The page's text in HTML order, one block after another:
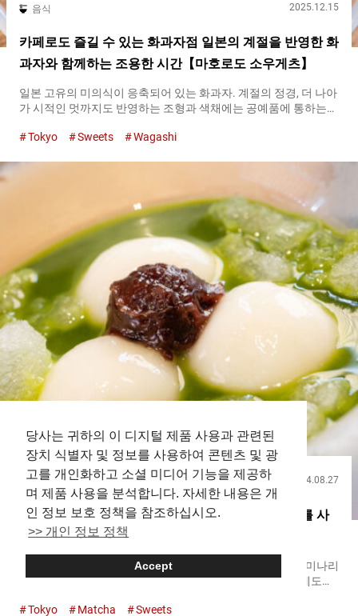
당사는 귀하의 이 디지털 제품 사용과 관련된
장치 식별자 및 정보를 사용하여 콘텐츠 및 광
고를 개인화하고 소셜 미디어 기능을 제공하
며 제품 사용을 분석합니다. 자세한 내용은 개
인 정보 보호 정책을 참조하십시오.
>> 개인 정보 정책
Accept
음식 2025.12.15
카페로도 즐길 수 있는 화과자점 일본의 계절을 반영한 화
과자와 함께하는 조용한 시간【마호로도 소우게츠】
일본 고유의 미의식이 응축되어 있는 화과자. 계절의 정경, 더 나아
가 시적인 멋까지도 반영하는 조형과 색채에는 공예품에 통하는
과 사계절을 존중하는 마음, 그리고 환대의 정신입니다. 화과자는
자의 아름다움과 정신성을 현대 생활 속에 도입하고 있는 것이
『마호로도 소우게츠（Mahorodou Sougetsu）』입니다. 화과자
장인이자 주인인 야마기시 시몬 씨는 여러 화과자점에서 약 ２０
년간 수련을 거친 후, ２０１５년에 세타가야에서 『마호로도 소
우게츠（Mahorodou Sougetsu）』을 개업했습니다. 『마호로도
소우게츠（Mahorodou Sougetsu）』의 화과자 장인이자 주인인
야마기시 시몬 씨 흰색을 기조로 한 심플하고 세련된 모습은 화과
자점이라기보다는 거리의 카페 같은 멋. 가게 안에는 이트인 공간
도 마련되어 있어, 계절의 화과자를 차와 함께 즐기고 싶은 지역의
단골 손님들이 발길을 옮깁니다. 『마호로도 소우게츠
（Mahorodou Sougetsu）』의 외관 카페로도 즐길 수...
Tokyo Sweets Wagashi
음식 2024.08.27
아사쿠사 관광에 딱 맞는 카페 발견！ 말차, 호지차를 사
용한 티라미수와 음료도【야나기 차야 아사쿠사】
아사쿠사는 많은 관광객들이 방문하는 인기 장소입니다. 카미나리
몬에서 바로 근처에 있는『야나기차야 아사쿠사 신나카미세도오
dōri）』는 관광객에게 추천하고 싶은 가게입니다. 여기에서 즐길
Tokyo Matcha Sweets